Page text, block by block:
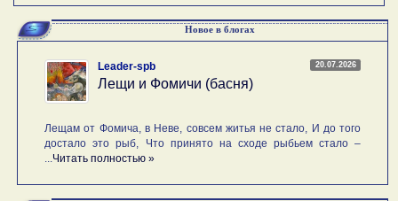
Новое в блогах
20.07.2026
Leader-spb
Лещи и Фомичи (басня)
Лещам от Фомича, в Неве, совсем житья не стало, И до того
достало это рыб, Что принято на сходе рыбьем стало –
Читать полностью »